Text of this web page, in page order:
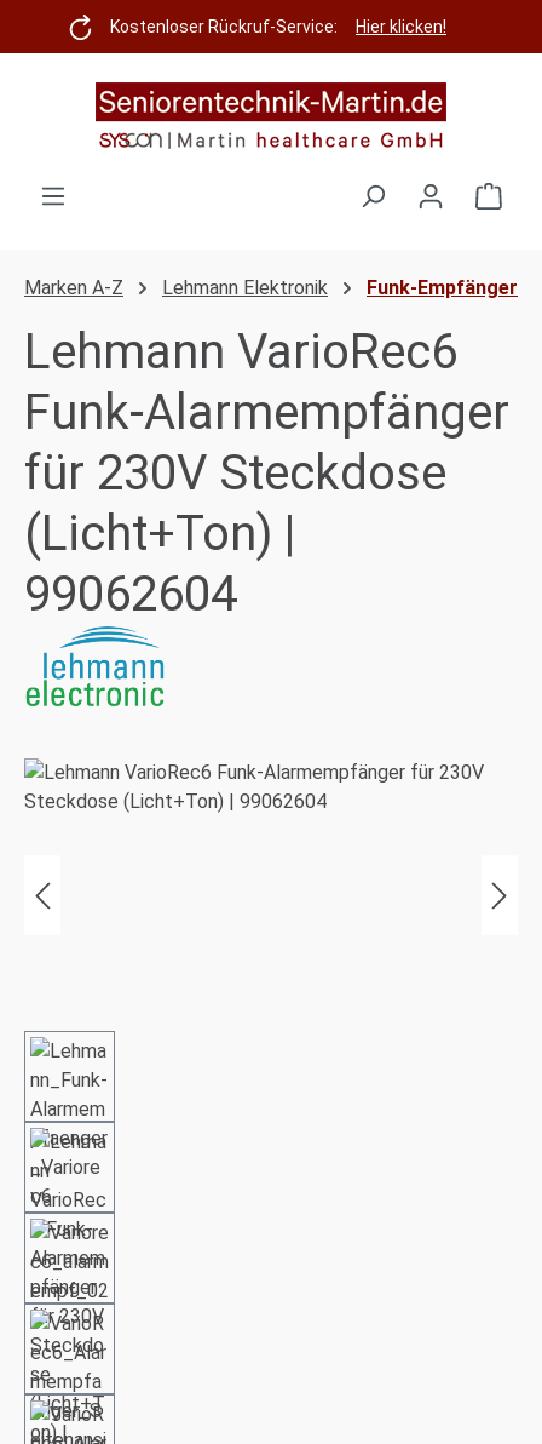
Zum Hauptinhalt springen
Kostenloser Rückruf-Service: Hier klicken!
Marken A-Z Lehmann Elektronik Funk-Empfänger
Lehmann VarioRec6
Funk-Alarmempfänger
für 230V Steckdose
(Licht+Ton) |
99062604
Bildergalerie überspringen